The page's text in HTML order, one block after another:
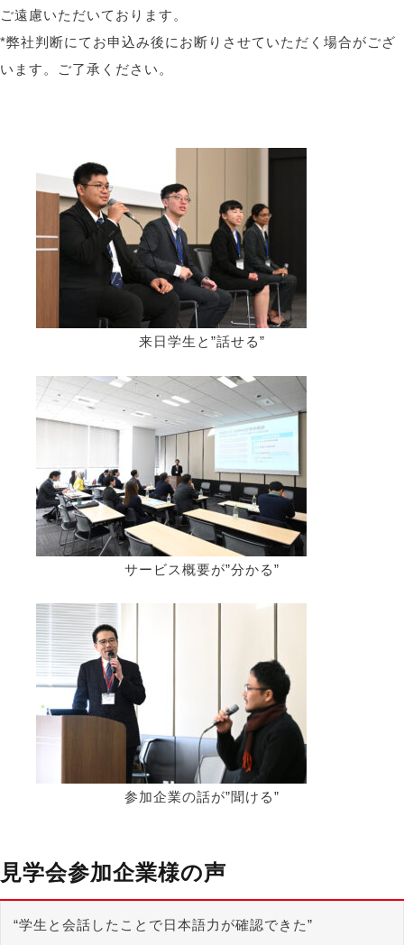
ご遠慮いただいております。
*弊社判断にてお申込み後にお断りさせていただく場合がござ
います。ご了承ください。
来日学生と”話せる”
サービス概要が”分かる”
参加企業の話が”聞ける”
見学会参加企業様の声
“学生と会話したことで日本語力が確認できた”